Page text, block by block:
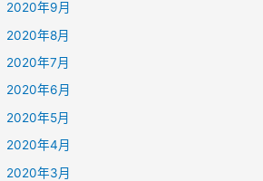
2020年9月
2020年8月
2020年7月
2020年6月
2020年5月
2020年4月
2020年3月